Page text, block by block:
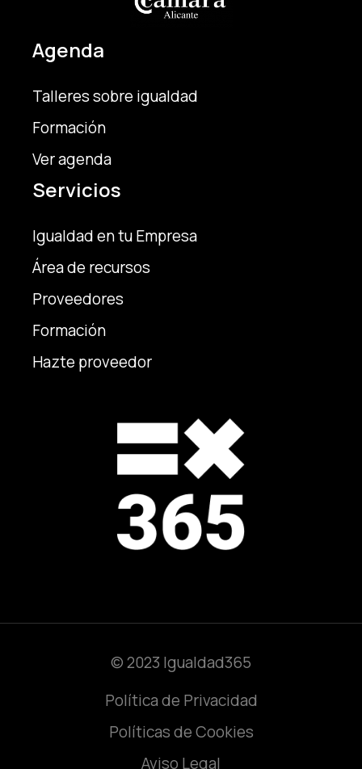
Servicios
Igualdad en tu Empresa
Área de recursos
Proveedores
Formación
Hazte proveedor
Agenda
Talleres sobre igualdad
Formación
Ver agenda
© 2023 Igualdad365
Política de Privacidad
Políticas de Cookies
Aviso Legal